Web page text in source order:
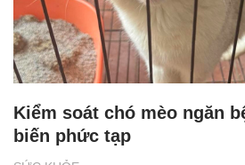
Kiểm soát chó mèo ngăn
biến phức tạp